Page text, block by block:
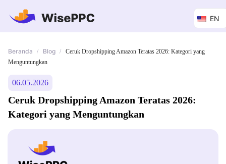
EN
Beranda / Blog /
Ceruk Dropshipping Amazon Teratas 2026: Kategori yang
Menguntungkan
06.05.2026
Ceruk Dropshipping Amazon Teratas 2026:
Kategori yang Menguntungkan